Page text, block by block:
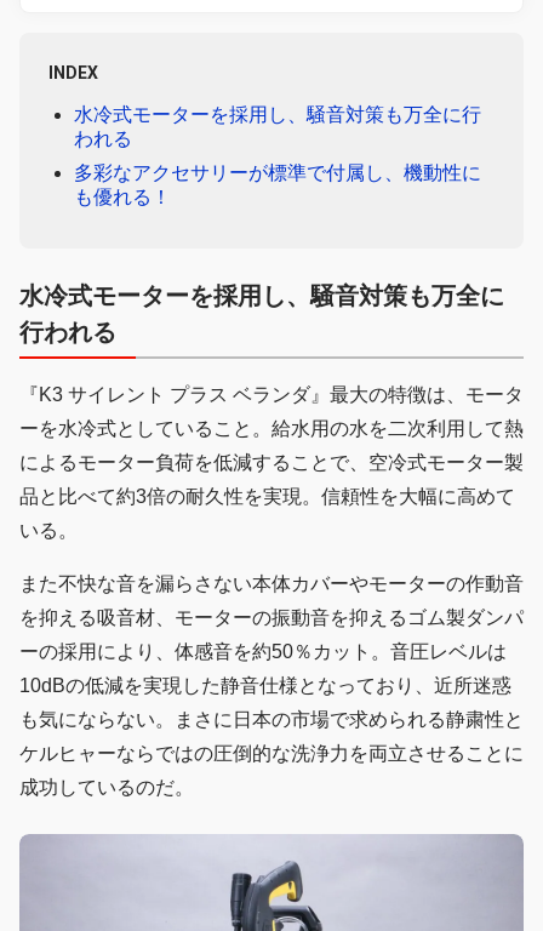
INDEX
水冷式モーターを採用し、騒音対策も万全に行
われる
多彩なアクセサリーが標準で付属し、機動性に
も優れる！
水冷式モーターを採用し、騒音対策も万全に
行われる
『K3 サイレント プラス ベランダ』最大の特徴は、モータ
ーを水冷式としていること。給水用の水を二次利用して熱
によるモーター負荷を低減することで、空冷式モーター製
品と比べて約3倍の耐久性を実現。信頼性を大幅に高めて
いる。
また不快な音を漏らさない本体カバーやモーターの作動音
を抑える吸音材、モーターの振動音を抑えるゴム製ダンパ
ーの採用により、体感音を約50％カット。音圧レベルは
10dBの低減を実現した静音仕様となっており、近所迷惑
も気にならない。まさに日本の市場で求められる静粛性と
ケルヒャーならではの圧倒的な洗浄力を両立させることに
成功しているのだ。